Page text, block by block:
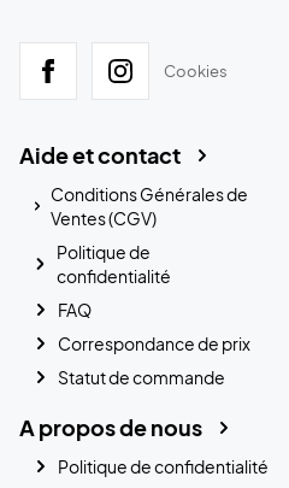
Cookies
Aide et contact
Conditions Générales de
Ventes (CGV)
Politique de
confidentialité
FAQ
Correspondance de prix
Statut de commande
A propos de nous
Politique de confidentialité